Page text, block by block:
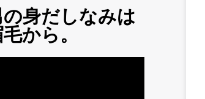
身だしなみは
から。